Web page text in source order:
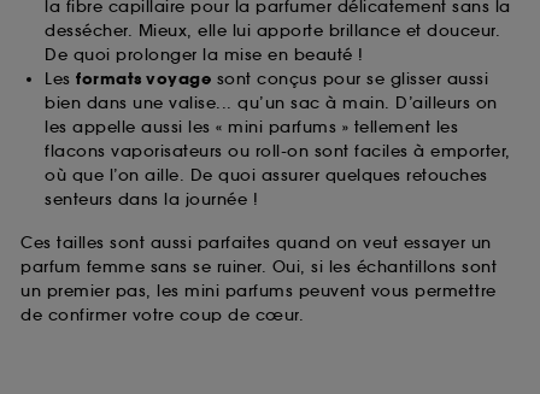
la fibre capillaire pour la parfumer délicatement sans la
dessécher. Mieux, elle lui apporte brillance et douceur.
De quoi prolonger la mise en beauté !
Les formats voyage sont conçus pour se glisser aussi
bien dans une valise... qu’un sac à main. D’ailleurs on
les appelle aussi les « mini parfums » tellement les
flacons vaporisateurs ou roll-on sont faciles à emporter,
où que l’on aille. De quoi assurer quelques retouches
senteurs dans la journée !
Ces tailles sont aussi parfaites quand on veut essayer un
parfum femme sans se ruiner. Oui, si les échantillons sont
un premier pas, les mini parfums peuvent vous permettre
de confirmer votre coup de cœur.